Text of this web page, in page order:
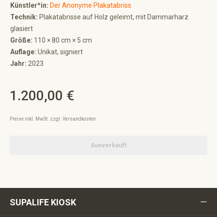
Künstler*in: Der Anonyme Plakatabriss
Technik: Plakatabrisse auf Holz geleimt, mit Dammarharz
glasiert
Größe: 110 × 80 cm × 5 cm
Auflage: Unikat, signiert
Jahr: 2023
Regulärer Preis:
1.200,00 €
Preise inkl. MwSt. zzgl. Versandkosten
Ausverkauft
SUPALIFE KIOSK